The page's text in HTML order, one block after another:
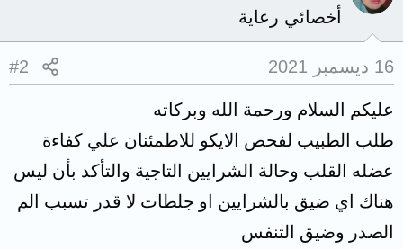
أخصائي رعاية
16 ديسمبر 2021 #2
عليكم السلام ورحمة الله وبركاته
طلب الطبيب لفحص الايكو للاطمئنان علي كفاءة
عضله القلب وحالة الشرايين التاجية والتأكد بأن ليس
هناك اي ضيق بالشرايين او جلطات لا قدر تسبب الم
الصدر وضيق التنفس